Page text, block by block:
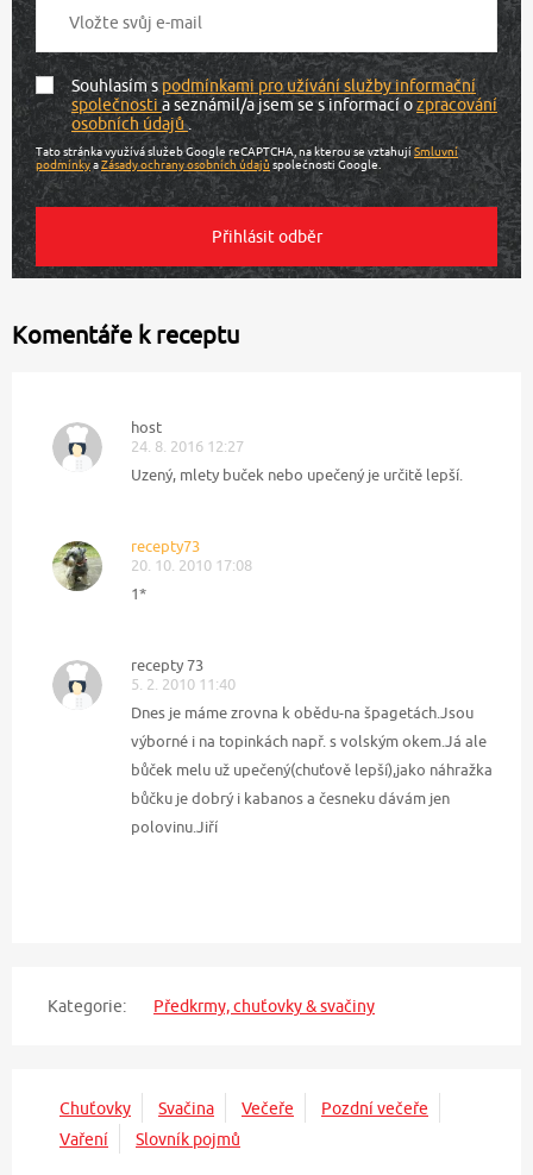
Souhlasím spodmínkami pro užívání služby informační
společnostia seznámil/a jsem se s informací ozpracování
osobních údajů.
Tato stránka využívá služeb Google reCAPTCHA, na kterou se vztahujíSmluvní
podmínkyaZásady ochrany osobních údajů společnosti Google.
Komentáře k receptu
host
24. 8. 2016 12:27
Uzený, mlety buček nebo upečený je určitě lepší.
recepty73
20. 10. 2010 17:08
1*
recepty 73
5. 2. 2010 11:40
Dnes je máme zrovna k obědu-na špagetách.Jsou
výborné i na topinkách např. s volským okem.Já ale
bůček melu už upečený(chuťově lepší),jako náhražka
bůčku je dobrý i kabanos a česneku dávám jen
polovinu.Jiří
Kategorie: Předkrmy, chuťovky & svačiny
Chuťovky Svačina Večeře
Pozdní večeře
Vaření
Slovník pojmů